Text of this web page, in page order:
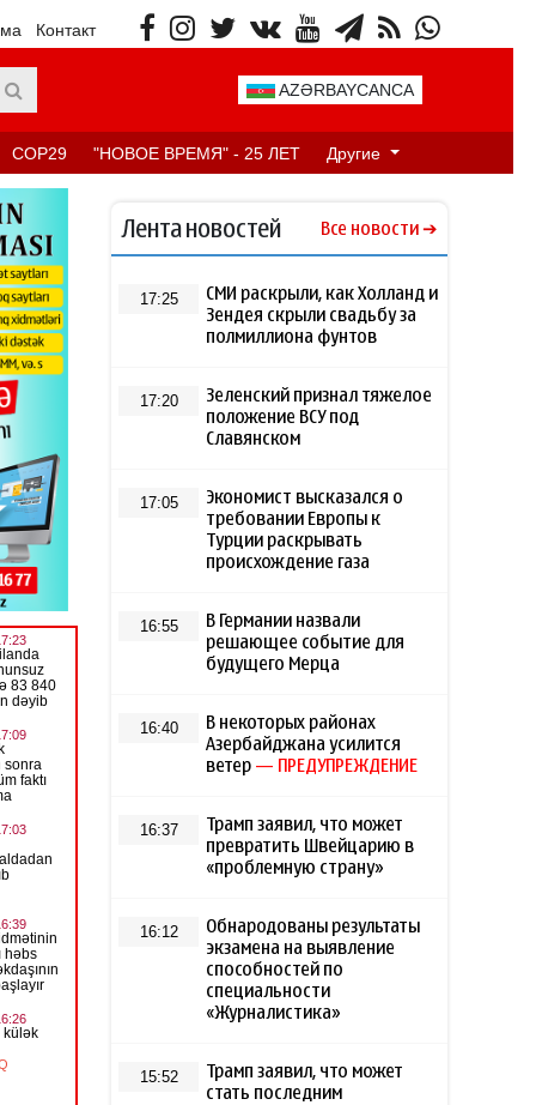
Контакт
AZƏRBAYCANCA
COP29 "НОВОЕ ВРЕМЯ" - 25 ЛЕТ Другие
Лента новостей Все новости
17:25
СМИ раскрыли, как Холланд и
Зендея скрыли свадьбу за
полмиллиона фунтов
17:20
Зеленский признал тяжелое
положение ВСУ под
Славянском
17:05
Экономист высказался о
требовании Европы к
Турции раскрывать
происхождение газа
16:55
В Германии назвали
решающее событие для
будущего Мерца
16:40
В некоторых районах
Азербайджана усилится
ветер — ПРЕДУПРЕЖДЕНИЕ
16:37
Трамп заявил, что может
превратить Швейцарию в
«проблемную страну»
16:12
Обнародованы результаты
экзамена на выявление
способностей по
специальности
«Журналистика»
15:52
Трамп заявил, что может
стать последним